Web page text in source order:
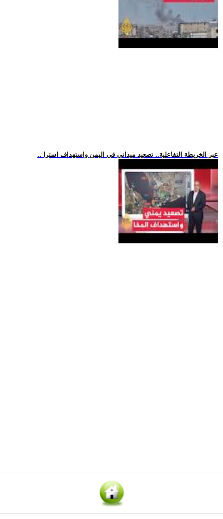
.. عبر الخريطة التفاعلية.. تصعيد ميداني في اليمن واستهداف استرا